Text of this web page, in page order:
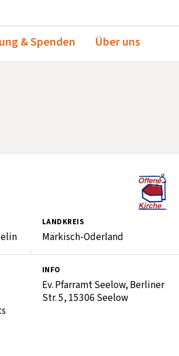
& Spenden Über uns
LANDKREIS
Märkisch-Oderland
INFO
Ev. Pfarramt Seelow, Berliner
Str. 5, 15306 Seelow